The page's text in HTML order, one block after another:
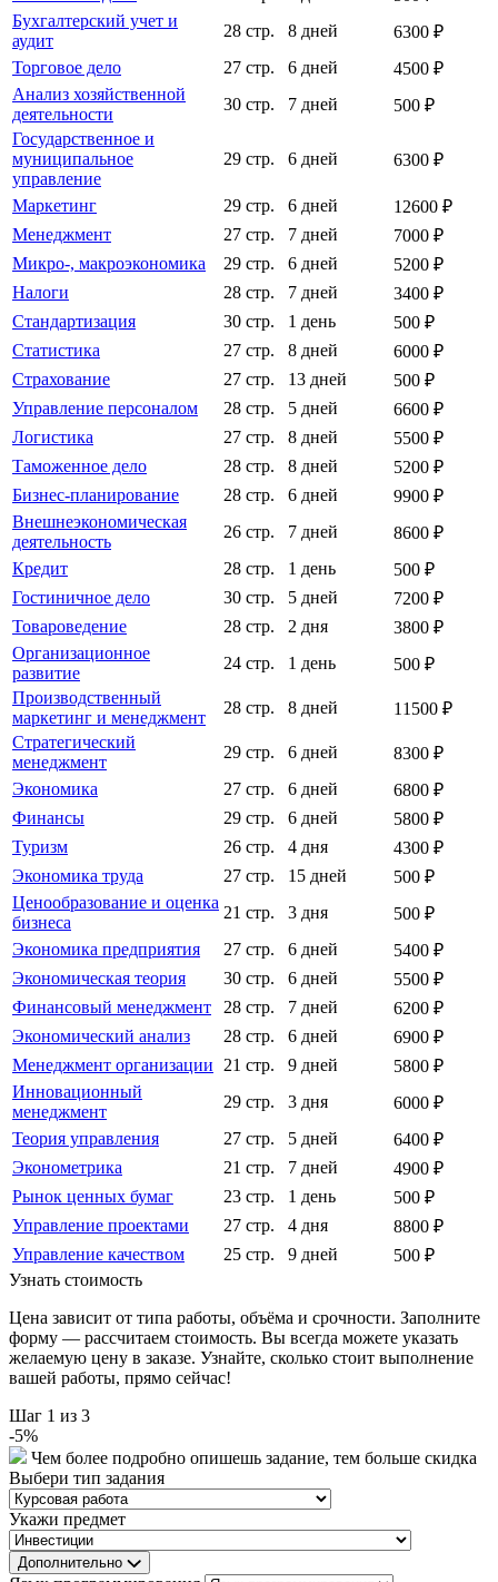
Бухгалтерский учет и
аудит
28 стр. 8 дней
6300 ₽
Торговое дело
27 стр. 6 дней
4500 ₽
Анализ хозяйственной
деятельности
30 стр. 7 дней
500 ₽
Государственное и
муниципальное
управление
29 стр. 6 дней 6300 ₽
Маркетинг 29 стр. 6 дней
12600 ₽
Менеджмент
27 стр. 7 дней
7000 ₽
Микро-, макроэкономика
29 стр. 6 дней
5200 ₽
Налоги
28 стр. 7 дней
3400 ₽
Стандартизация
30 стр. 1 день
500 ₽
Статистика
27 стр. 8 дней
6000 ₽
Страхование
27 стр. 13 дней
500 ₽
Управление персоналом
28 стр. 5 дней
6600 ₽
Логистика
27 стр. 8 дней
5500 ₽
Таможенное дело
28 стр. 8 дней
5200 ₽
Бизнес-планирование
28 стр. 6 дней
9900 ₽
Внешнеэкономическая
деятельность
26 стр. 7 дней
8600 ₽
Кредит
28 стр. 1 день
500 ₽
Гостиничное дело
30 стр. 5 дней
7200 ₽
Товароведение
28 стр. 2 дня
3800 ₽
Организационное
развитие
24 стр. 1 день
500 ₽
Производственный
маркетинг и менеджмент
28 стр. 8 дней
11500 ₽
Стратегический
менеджмент
29 стр. 6 дней
8300 ₽
Экономика
27 стр. 6 дней
6800 ₽
Финансы
29 стр. 6 дней
5800 ₽
Туризм
26 стр. 4 дня
4300 ₽
Экономика труда
27 стр. 15 дней
500 ₽
Ценообразование и оценка
бизнеса
21 стр. 3 дня
500 ₽
Экономика предприятия
27 стр. 6 дней
5400 ₽
Экономическая теория
30 стр. 6 дней
5500 ₽
Финансовый менеджмент
28 стр. 7 дней
6200 ₽
Экономический анализ
28 стр. 6 дней
6900 ₽
Менеджмент организации
21 стр. 9 дней
5800 ₽
Инновационный
менеджмент
29 стр. 3 дня
6000 ₽
Теория управления
27 стр. 5 дней
6400 ₽
Эконометрика
21 стр. 7 дней
4900 ₽
Рынок ценных бумаг
23 стр. 1 день
500 ₽
Управление проектами
27 стр. 4 дня
8800 ₽
Управление качеством
25 стр. 9 дней
500 ₽
Узнать стоимость
Цена зависит от типа работы, объёма и срочности. Заполните
форму — рассчитаем стоимость. Вы всегда можете указать
желаемую цену в заказе. Узнайте, сколько стоит выполнение
вашей работы, прямо сейчас!
Шаг 1 из 3
-5%
Чем более подробно опишешь задание, тем больше скидка
Выбери тип задания
Укажи предмет
Дополнительно